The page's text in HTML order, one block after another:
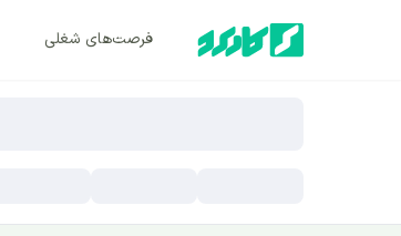
فرصت‌های شغلی